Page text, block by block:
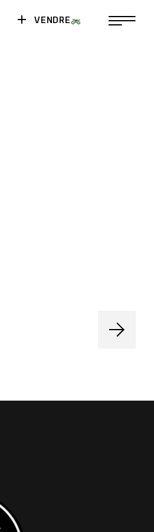
VENDRE